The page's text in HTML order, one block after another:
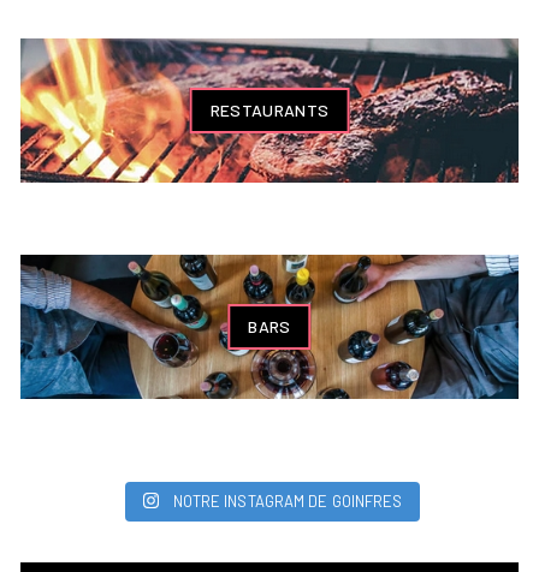
RESTAURANTS
BARS
NOTRE INSTAGRAM DE GOINFRES